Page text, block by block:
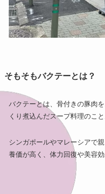
そもそもバクテーとは？
バクテーとは、骨付きの豚肉
くり煮込んだスープ料理のこと
シンガポールやマレーシアで
養価が高く、体力回復や美容